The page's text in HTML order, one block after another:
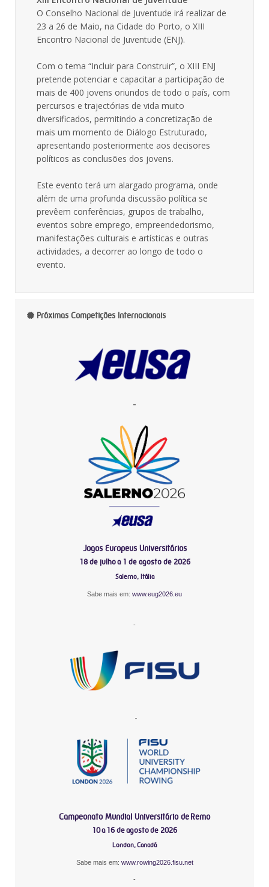
O Conselho Nacional de Juventude irá realizar de
23 a 26 de Maio, na Cidade do Porto, o XIII
Encontro Nacional de Juventude (ENJ).
Com o tema “Incluir para Construir”, o XIII ENJ
pretende potenciar e capacitar a participação de
mais de 400 jovens oriundos de todo o país, com
percursos e trajectórias de vida muito
diversificados, permitindo a concretização de
mais um momento de Diálogo Estruturado,
apresentando posteriormente aos decisores
políticos as conclusões dos jovens.
Este evento terá um alargado programa, onde
além de uma profunda discussão política se
prevêem conferências, grupos de trabalho,
eventos sobre emprego, empreendedorismo,
manifestações culturais e artísticas e outras
actividades, a decorrer ao longo de todo o
evento.
Próximas Competições Internacionais
-
Jogos Europeus Universitários
18 de julho a 1 de agosto de 2026
Salerno, Itália
Sabe mais em: www.eug2026.eu
-
-
Campeonato Mundial Universitário de Remo
10 a 16 de agosto de 2026
London, Canadá
Sabe mais em: www.rowing2026.fisu.net
-